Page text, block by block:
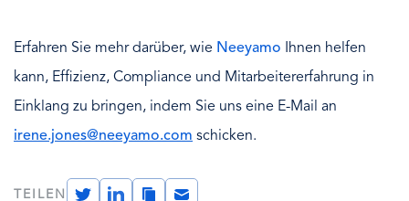
Erfahren Sie mehr darüber, wie Neeyamo Ihnen helfen
kann, Effizienz, Compliance und Mitarbeitererfahrung in
Einklang zu bringen, indem Sie uns eine E-Mail an
irene.jones@neeyamo.com schicken.
TEILEN
TwitterLinkedInCopy Email